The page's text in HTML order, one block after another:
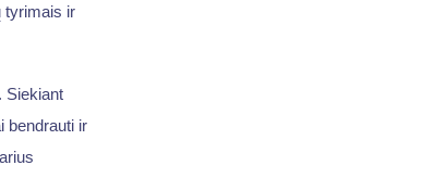
tyrimais ir
. Siekiant
bendrauti ir